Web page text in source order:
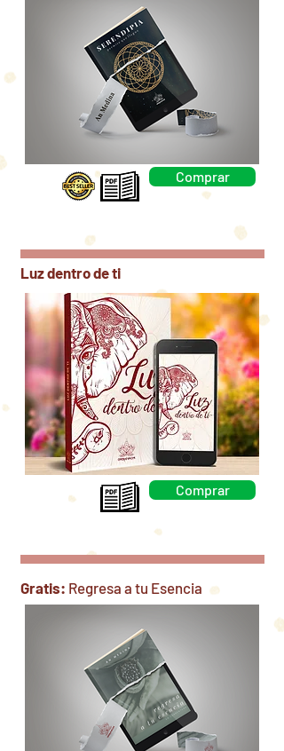
Comprar
Luz dentro de ti
Comprar
Gratis: Regresa a tu Esencia